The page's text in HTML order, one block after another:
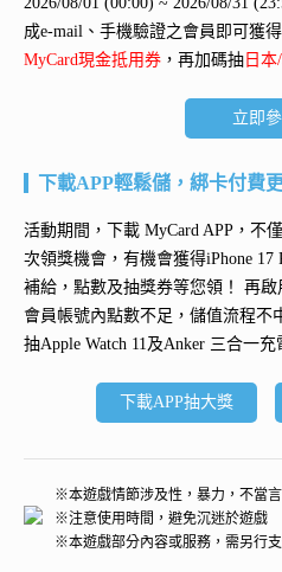
成e-mail、手機驗證之會員即可獲得
MyCard現金抵用券 ，再加碼抽 日
立即
下載APP輕鬆儲，綁卡付費
活動期間，下載 MyCard APP，不
次領獎機會，有機會獲得iPhone 17
補給，點數及抽獎券等您領！ 再啟
會員帳號內點數不足，儲值流程不
抽Apple Watch 11及Anker 三合一充
下載APP抽大獎
※本遊戲情節涉及性，暴力，不當
※注意使用時間，避免沉迷於遊戲
※本遊戲部分內容或服務，需另行